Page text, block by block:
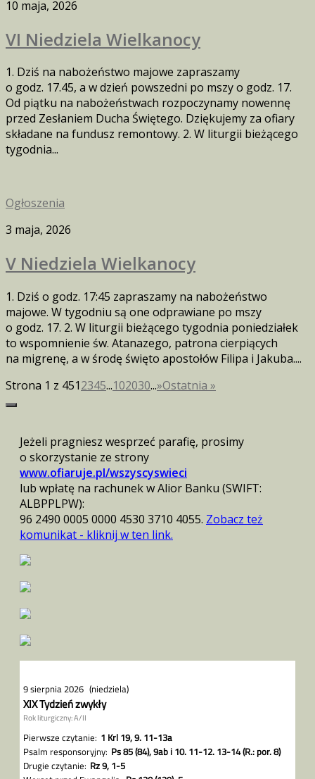
10 maja, 2026
VI Niedziela Wielkanocy
1. Dziś na nabożeństwo majowe zapraszamy
o godz. 17.45, a w dzień powszedni po mszy o godz. 17.
Od piątku na nabożeństwach rozpoczynamy nowennę
przed Zesłaniem Ducha Świętego. Dziękujemy za ofiary
składane na fundusz remontowy. 2. W liturgii bieżącego
tygodnia...
Ogłoszenia
3 maja, 2026
V Niedziela Wielkanocy
1. Dziś o godz. 17:45 zapraszamy na nabożeństwo
majowe. W tygodniu są one odprawiane po mszy
o godz. 17. 2. W liturgii bieżącego tygodnia poniedziałek
to wspomnienie św. Atanazego, patrona cierpiących
na migrenę, a w środę święto apostołów Filipa i Jakuba....
Strona 1 z 4512345...102030...»Ostatnia »
Jeżeli pragniesz wesprzeć parafię, prosimy
o skorzystanie ze strony
www.ofiaruje.pl/wszyscyswieci
lub wpłatę na rachunek w Alior Banku (SWIFT:
ALBPPLPW):
96 2490 0005 0000 4530 3710 4055. Zobacz też
komunikat - kliknij w ten link.